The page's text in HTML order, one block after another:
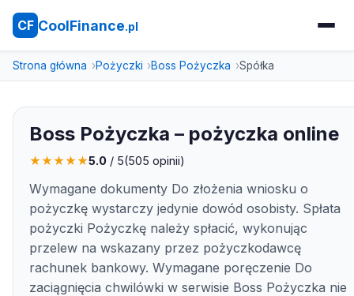
CF CoolFinance.pl
Strona główna Pożyczki Boss Pożyczka Spółka
Boss Pożyczka – pożyczka online
★★★★★5.0 / 5(505 opinii)
Wymagane dokumenty Do złożenia wniosku o
pożyczkę wystarczy jedynie dowód osobisty. Spłata
pożyczki Pożyczkę należy spłacić, wykonując
przelew na wskazany przez pożyczkodawcę
rachunek bankowy. Wymagane poręczenie Do
zaciągnięcia chwilówki w serwisie Boss Pożyczka nie